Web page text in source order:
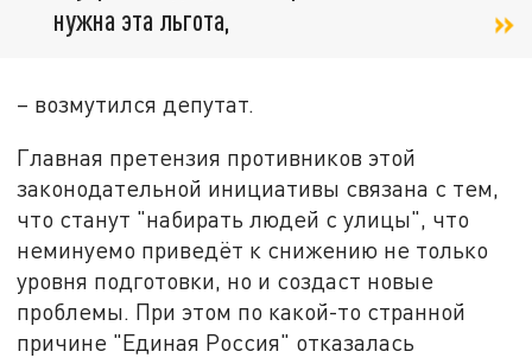
нужна эта льгота,
– возмутился депутат.
Главная претензия противников этой
законодательной инициативы связана с тем,
что станут "набирать людей с улицы", что
неминуемо приведёт к снижению не только
уровня подготовки, но и создаст новые
проблемы. При этом по какой-то странной
причине "Единая Россия" отказалась